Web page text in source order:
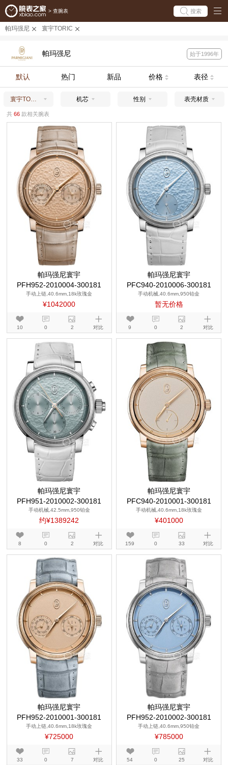
> 查腕表 搜索
帕玛强尼 寰宇TORIC
帕玛强尼 始于1996年
默认 热门 新品 价格 表径
寰宇TORIC 机芯 性别 表壳材质
共 66款相关腕表
帕玛强尼寰宇
PFH952-2010004-300181
手动上链,40.6mm,18k玫瑰金
¥1042000
10 0 2 对比
帕玛强尼寰宇
PFC940-2010006-300181
手动机械,40.6mm,950铂金
暂无价格
9 0 2 对比
帕玛强尼寰宇
PFH951-2010002-300181
手动机械,42.5mm,950铂金
约¥1389242
8 0 2 对比
帕玛强尼寰宇
PFC940-2010001-300181
手动机械,40.6mm,18k玫瑰金
¥401000
159 0 33 对比
帕玛强尼寰宇
PFH952-2010001-300181
手动上链,40.6mm,18k玫瑰金
¥725000
33 0 7 对比
帕玛强尼寰宇
PFH952-2010002-300181
手动上链,40.6mm,950铂金
¥785000
54 0 25 对比